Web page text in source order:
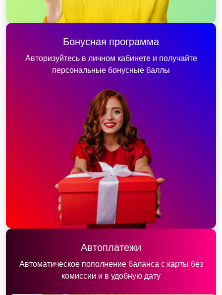
Бонусная программа
Авторизуйтесь в личном кабинете и получайте
персональные бонусные баллы
Автоплатежи
Автоматическое пополнение баланса с карты без
комиссии и в удобную дату